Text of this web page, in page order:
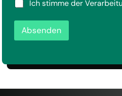
h
u
z
D
G
O
i
Ich stimme der
Absenden